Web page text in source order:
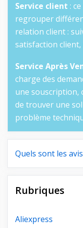
Service client :
regrouper
relation client :
satisfaction client,
Service Après
charge des
une souscription,
de trouver une
problème
Quels sont les
Rubriques
Aliexpress